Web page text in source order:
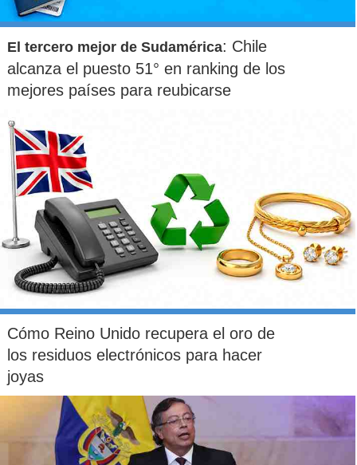
El tercero mejor de Sudamérica: Chile
alcanza el puesto 51° en ranking de los
mejores países para reubicarse
Cómo Reino Unido recupera el oro de
los residuos electrónicos para hacer
joyas